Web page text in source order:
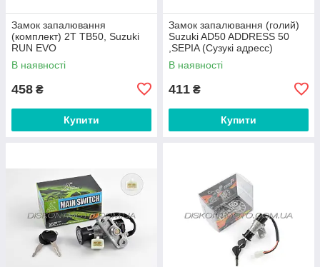
Замок запалювання
(комплект) 2T TB50, Suzuki
RUN EVO
В наявності
458 ₴
Купити
Замок запалювання (голий)
Suzuki AD50 ADDRESS 50
,SEPIA (Сузукі адресс)
JAYCHEN
В наявності
411 ₴
Купити